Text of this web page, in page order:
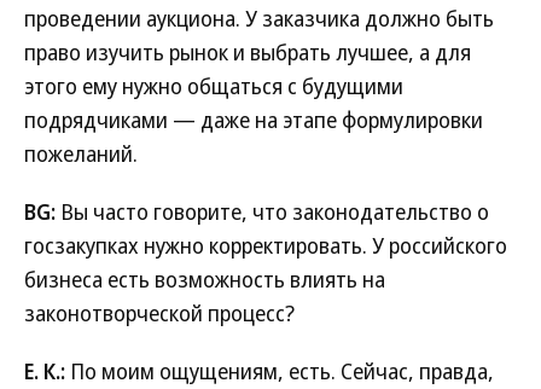
проведении аукциона. У заказчика должно быть
право изучить рынок и выбрать лучшее, а для
этого ему нужно общаться с будущими
подрядчиками — даже на этапе формулировки
пожеланий.
BG: Вы часто говорите, что законодательство о
госзакупках нужно корректировать. У российского
бизнеса есть возможность влиять на
законотворческой процесс?
Е. К.: По моим ощущениям, есть. Сейчас, правда,